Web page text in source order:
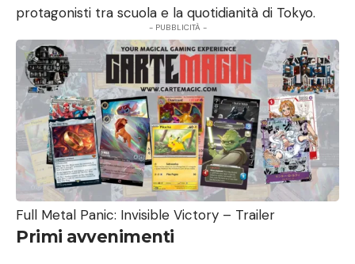
protagonisti tra scuola e la quotidianità di Tokyo.
- PUBBLICITÀ -
Full Metal Panic: Invisible Victory – Trailer
Primi avvenimenti